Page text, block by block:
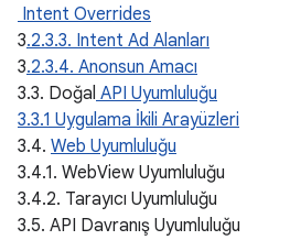
Intent Overrides
3.2.3.3. Intent Ad Alanları
3.2.3.4. Anonsun Amacı
3.3. Doğal API Uyumluluğu
3.3.1 Uygulama İkili Arayüzleri
3.4. Web Uyumluluğu
3.4.1. WebView Uyumluluğu
3.4.2. Tarayıcı Uyumluluğu
3.5. API Davranış Uyumluluğu